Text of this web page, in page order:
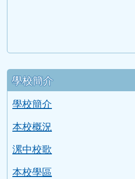
左邊區域內容
學校簡介
學校簡介
本校概況
漯中校歌
本校學區